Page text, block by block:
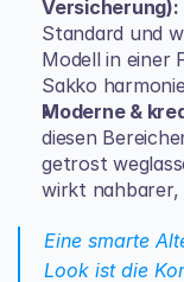
Versicherung):
Standard und
Modell in einer
Sakko
Moderne &
diesen
getrost
wirkt nahbarer,
Eine smarte
Look ist die